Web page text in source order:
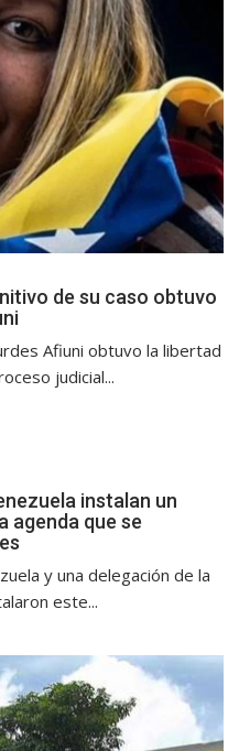
de su caso obtuvo
Afiuni obtuvo la libertad
judicial...
instalan un
agenda que se
y una delegación de la
este...